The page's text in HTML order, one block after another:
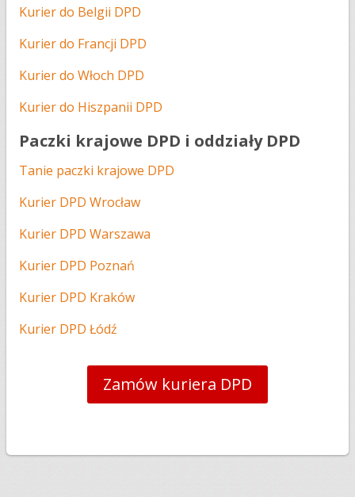
Kurier do Belgii DPD
Kurier do Francji DPD
Kurier do Włoch DPD
Kurier do Hiszpanii DPD
Paczki krajowe DPD i oddziały DPD
Tanie paczki krajowe DPD
Kurier DPD Wrocław
Kurier DPD Warszawa
Kurier DPD Poznań
Kurier DPD Kraków
Kurier DPD Łódź
Zamów kuriera DPD